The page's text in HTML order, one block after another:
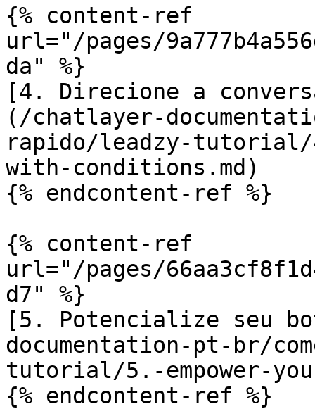
{% content-ref
url="/pages/
da" %}
[4. Direcione a
(/chatlayer-
rapido/leadzy-
with-conditions.md)
{% endcontent-ref %}
{% content-ref
url="/pages/
d7" %}
[5. Potencialize seu
documentation-pt-br/
tutorial/5.-empower-
{% endcontent-ref %}